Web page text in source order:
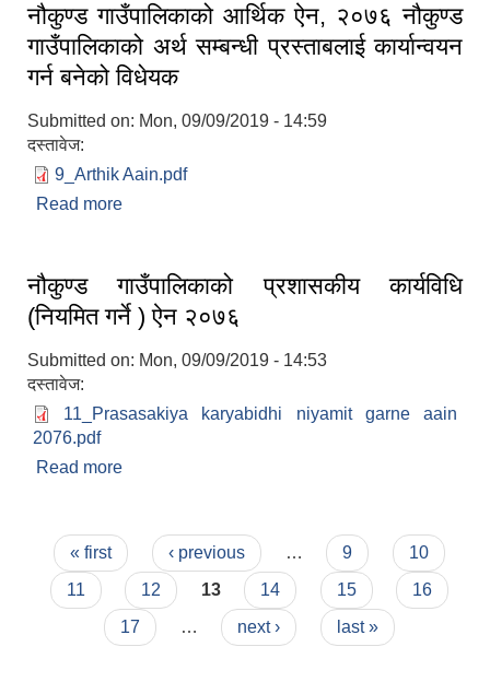
नौकुण्ड गाउँपालिकाको आर्थिक ऐन, २०७६ नौकुण्ड
गाउँपालिकाको अर्थ सम्बन्धी प्रस्ताबलाई कार्यान्वयन
गर्न बनेको विधेयक
Submitted on: Mon, 09/09/2019 - 14:59
दस्तावेज:
9_Arthik Aain.pdf
Read more
नौकुण्ड गाउँपालिकाको प्रशासकीय कार्यविधि
(नियमित गर्ने ) ऐन २०७६
Submitted on: Mon, 09/09/2019 - 14:53
दस्तावेज:
11_Prasasakiya karyabidhi niyamit garne aain
2076.pdf
Read more
Pages
« first ‹ previous … 9
10
11
12 13 14 15
16
17
… next › last »